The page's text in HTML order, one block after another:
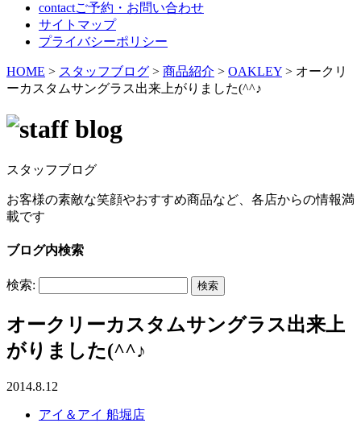
contactご予約・お問い合わせ
サイトマップ
プライバシーポリシー
HOME > スタッフブログ > 商品紹介 > OAKLEY > オークリ
ーカスタムサングラス出来上がりました(^^♪
スタッフブログ
お客様の素敵な笑顔やおすすめ商品など、各店からの情報満
載です
ブログ内検索
検索:
オークリーカスタムサングラス出来上
がりました(^^♪
2014.8.12
アイ＆アイ 船堀店